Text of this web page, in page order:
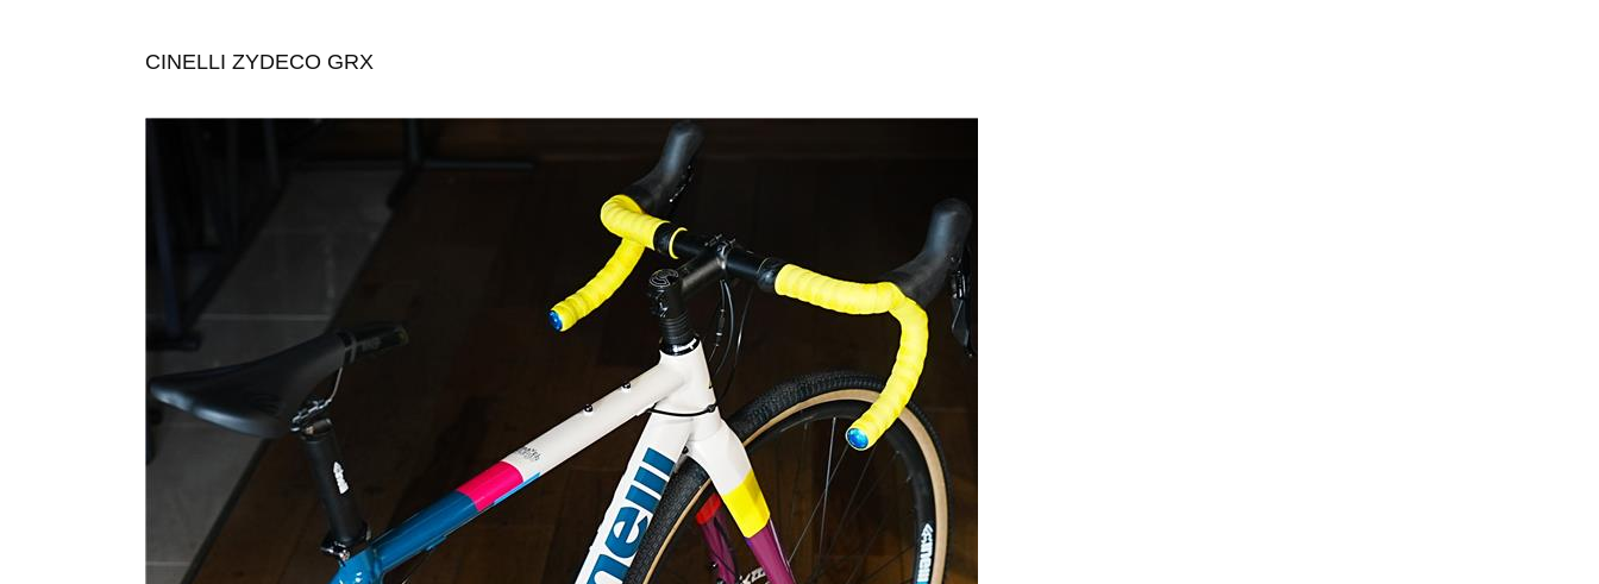
CINELLI ZYDECO GRX